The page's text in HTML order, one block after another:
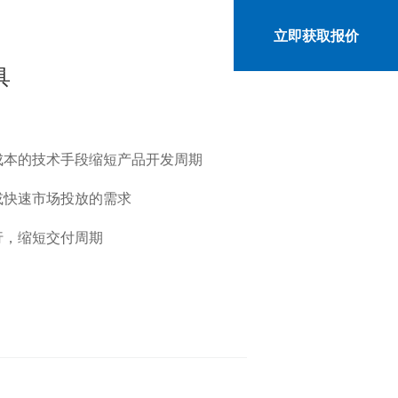
立即获取报价
的技术手段缩短产品开发周期
速市场投放的需求
缩短交付周期